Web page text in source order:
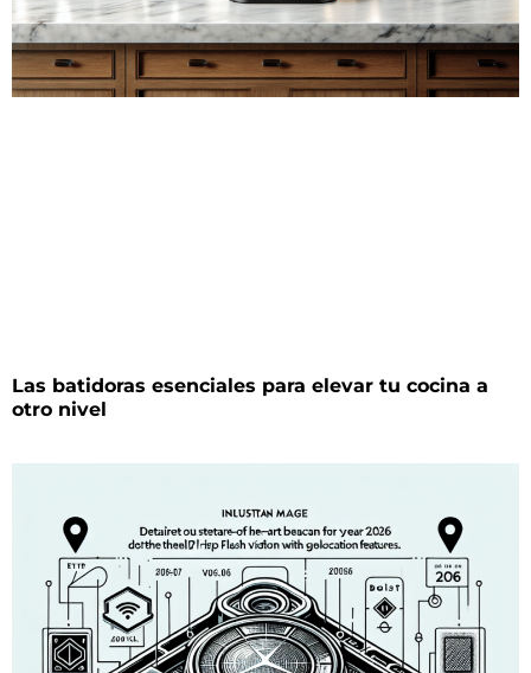
Las batidoras esenciales para elevar tu cocina a
otro nivel